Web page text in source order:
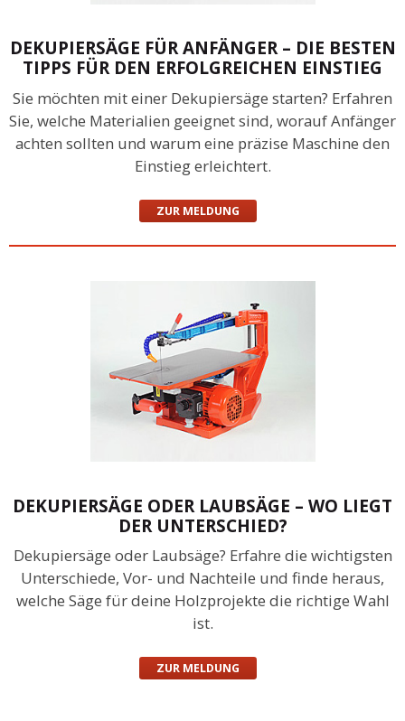
DEKUPIERSÄGE FÜR ANFÄNGER – DIE BESTEN
TIPPS FÜR DEN ERFOLGREICHEN EINSTIEG
Sie möchten mit einer Dekupiersäge starten? Erfahren
Sie, welche Materialien geeignet sind, worauf Anfänger
achten sollten und warum eine präzise Maschine den
Einstieg erleichtert.
ZUR MELDUNG
DEKUPIERSÄGE ODER LAUBSÄGE – WO LIEGT
DER UNTERSCHIED?
Dekupiersäge oder Laubsäge? Erfahre die wichtigsten
Unterschiede, Vor- und Nachteile und finde heraus,
welche Säge für deine Holzprojekte die richtige Wahl
ist.
ZUR MELDUNG